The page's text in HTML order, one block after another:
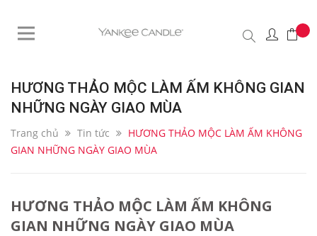
HƯƠNG THẢO MỘC LÀM ẤM KHÔNG GIAN
NHỮNG NGÀY GIAO MÙA
Trang chủ Tin tức
HƯƠNG THẢO MỘC LÀM ẤM KHÔNG
GIAN NHỮNG NGÀY GIAO MÙA
HƯƠNG THẢO MỘC LÀM ẤM KHÔNG
GIAN NHỮNG NGÀY GIAO MÙA